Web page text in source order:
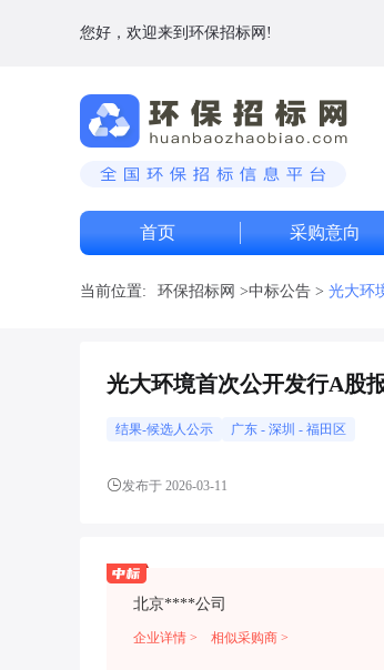
您好，欢迎来到环保招标网!
首页 采购意向
当前位置: 环保招标网 >中标公告 > 光大环
光大环境首次公开发行A股
结果-候选人公示 广东 - 深圳 - 福田区
发布于 2026-03-11
北京****公司
企业详情 > 相似采购商 >